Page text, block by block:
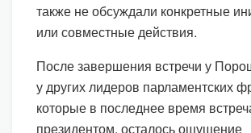
также не обсуждали конкретные
или совместные действия.
После завершения встречи у
у других лидеров парламентских
которые в последнее время
президентом, осталось ощущение